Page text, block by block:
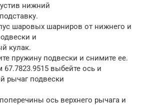
нижний
шаровых шарниров от нижнего и
и
кулак.
пружину подвески и снимите ее.
67.7823.9515 выбейте ось и
рычаг подвески
ось верхнего рычага и